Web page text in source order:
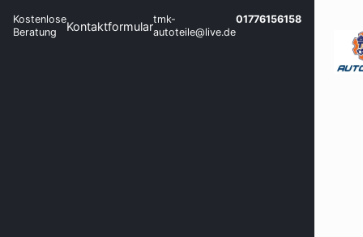
Kostenlose
Beratung
Kontaktformulartmk-
autoteile@live.de
01776156158